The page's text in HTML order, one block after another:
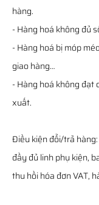
hàng.
- Hàng hoá không đủ
- Hàng hoá bị móp
giao hàng…
- Hàng hoá không đạt
xuất.
Điều kiện đổi/trả
đầy đủ linh phụ kiện,
thu hồi hóa đơn VAT,